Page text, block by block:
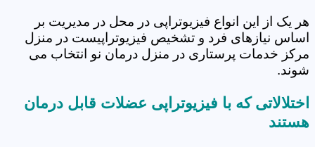
هر یک از این انواع فیزیوتراپی در محل در مدیریت بر
اساس نیازهای فرد و تشخیص فیزیوتراپیست در منزل
مرکز خدمات پرستاری در منزل درمان نو انتخاب می
شوند.
اختلالاتی که با فیزیوتراپی عضلات قابل درمان
هستند